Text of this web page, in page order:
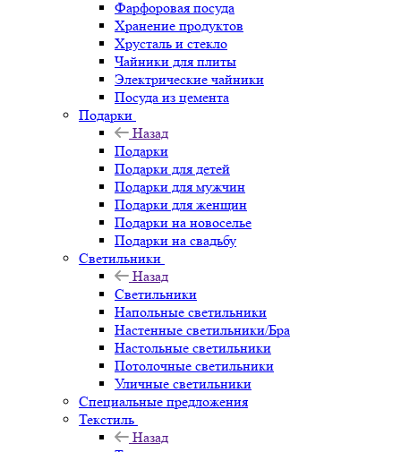
Фарфоровая посуда
Хранение продуктов
Хрусталь и стекло
Чайники для плиты
Электрические чайники
Посуда из цемента
Подарки
Назад
Подарки
Подарки для детей
Подарки для мужчин
Подарки для женщин
Подарки на новоселье
Подарки на свадьбу
Светильники
Назад
Светильники
Напольные светильники
Настенные светильники/Бра
Настольные светильники
Потолочные светильники
Уличные светильники
Специальные предложения
Текстиль
Назад